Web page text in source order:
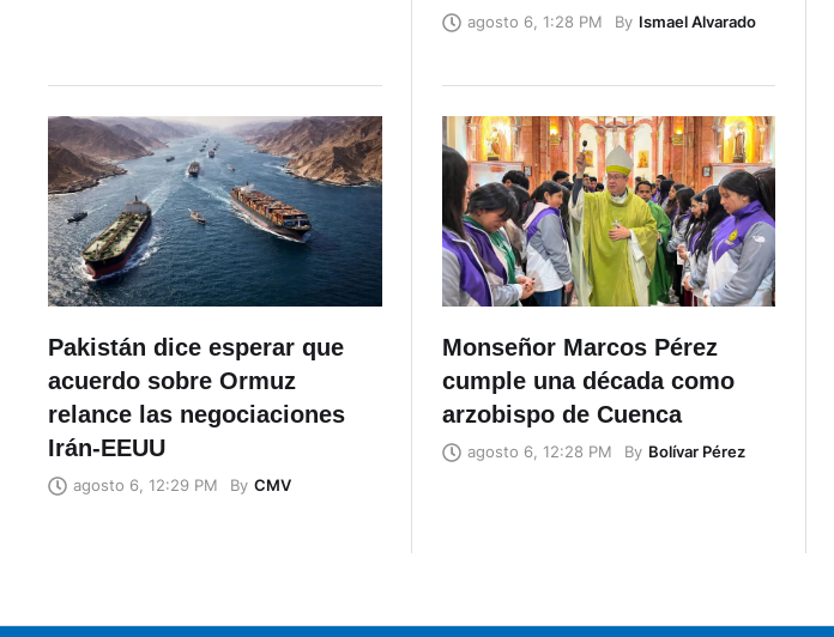
agosto 6, 1:28 PM By Ismael Alvarado
Pakistán dice esperar que
acuerdo sobre Ormuz
relance las negociaciones
Irán-EEUU
agosto 6, 12:29 PM By CMV
Monseñor Marcos Pérez
cumple una década como
arzobispo de Cuenca
agosto 6, 12:28 PM By Bolívar Pérez